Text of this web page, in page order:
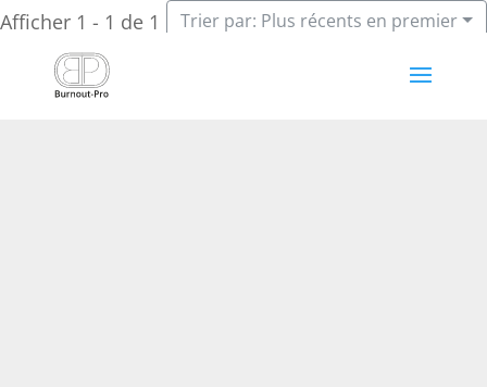
Afficher 1 - 1 de 1 Trier par: Plus récents en premier